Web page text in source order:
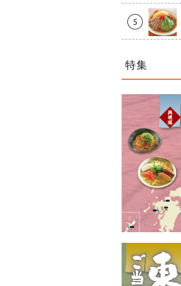
特集